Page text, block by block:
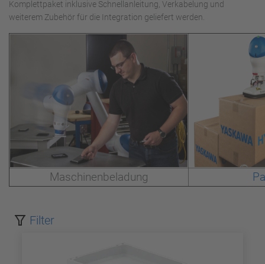
Komplettpaket inklusive Schnellanleitung, Verkabelung und
weiterem Zubehör für die Integration geliefert werden.
Maschinenbeladung
Filter